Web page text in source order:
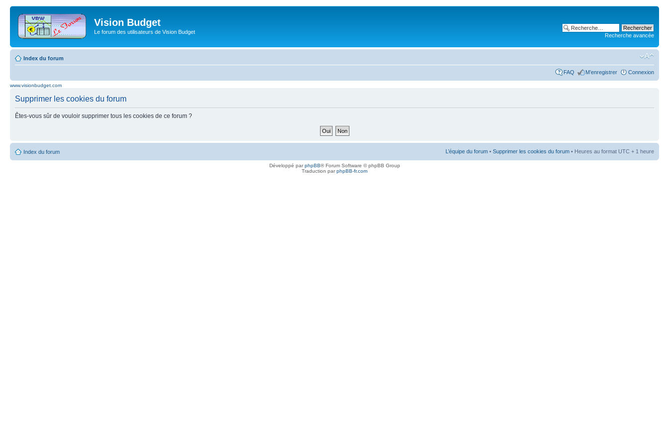
Vision Budget
Le forum des utilisateurs de Vision Budget
Recherche avancée
Index du forum
FAQ M’enregistrer Connexion
www.visionbudget.com
Supprimer les cookies du forum
Êtes-vous sûr de vouloir supprimer tous les cookies de ce forum ?
Index du forum L’équipe du forum • Supprimer les cookies du forum • Heures au format UTC + 1 heure
Développé parphpBB® Forum Software © phpBB Group
Traduction parphpBB-fr.com